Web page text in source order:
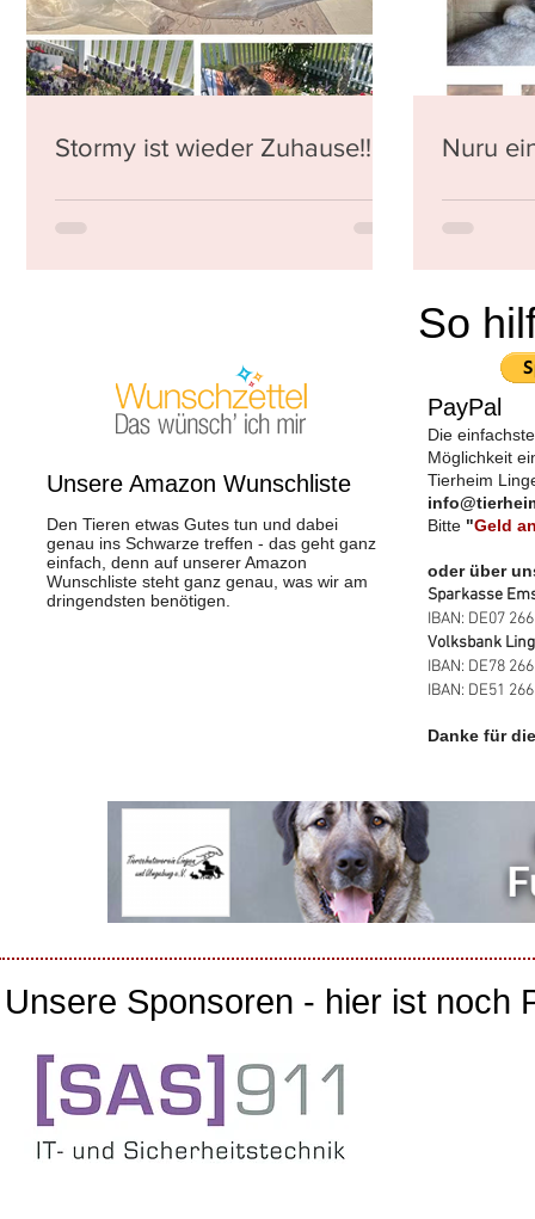
Stormy ist wieder Zuhause!!! Nuru
Unsere Amazon Wunschliste
Den Tieren etwas Gutes tun und dabei
genau ins Schwarze treffen - das geht ganz
einfach, denn auf unserer Amazon
Wunschliste steht ganz genau, was wir am
dringendsten benötigen. ​
So
PayPal
​Die
Möglichkeit
Tierheim
Bitte "Geld
oder über
Sparkasse
IBAN: DE07
Volksbank
IBAN: DE78
IBAN: DE51
Danke für
Unsere Sponsoren - hier ist noch